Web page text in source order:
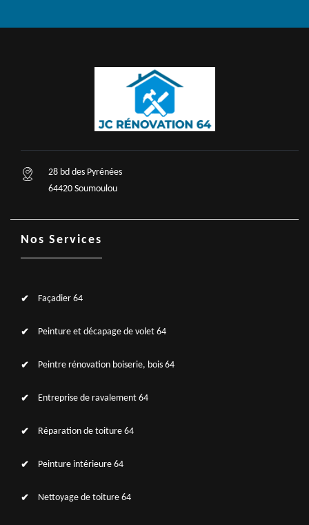
28 bd des Pyrénées
64420 Soumoulou
Nos Services
Façadier 64
Peinture et décapage de volet 64
Peintre rénovation boiserie, bois 64
Entreprise de ravalement 64
Réparation de toiture 64
Peinture intérieure 64
Nettoyage de toiture 64